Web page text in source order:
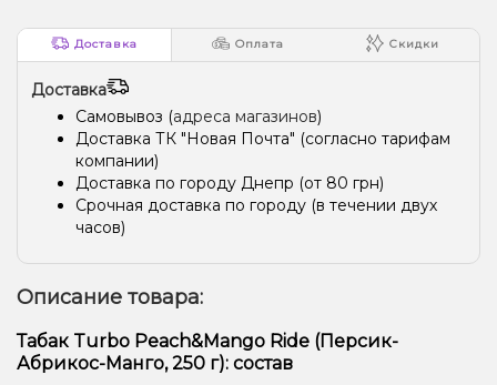
Доставка Оплата Скидки
Доставка
Самовывоз (адреса магазинов)
Доставка ТК "Новая Почта" (согласно тарифам
компании)
Доставка по городу Днепр (от 80 грн)
Срочная доставка по городу (в течении двух
часов)
Описание товара:
Табак Turbo Peach&Mango Ride (Персик-
Абрикос-Манго, 250 г): состав